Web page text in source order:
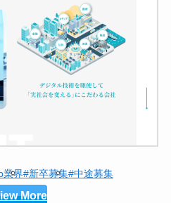
業界#新卒募集#中途募集
More